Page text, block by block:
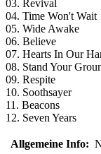
03. Revival
04. Time Won't Wait
05. Wide Awake
06. Believe
07. Hearts In Our
08. Stand Your
09. Respite
10. Soothsayer
11. Beacons
12. Seven Years
Allgemeine Info: